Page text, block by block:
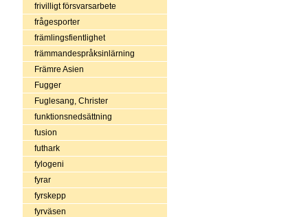
frivilligt försvarsarbete
frågesporter
främlingsfientlighet
främmandespråksinlärning
Främre Asien
Fugger
Fuglesang, Christer
funktionsnedsättning
fusion
futhark
fylogeni
fyrar
fyrskepp
fyrväsen